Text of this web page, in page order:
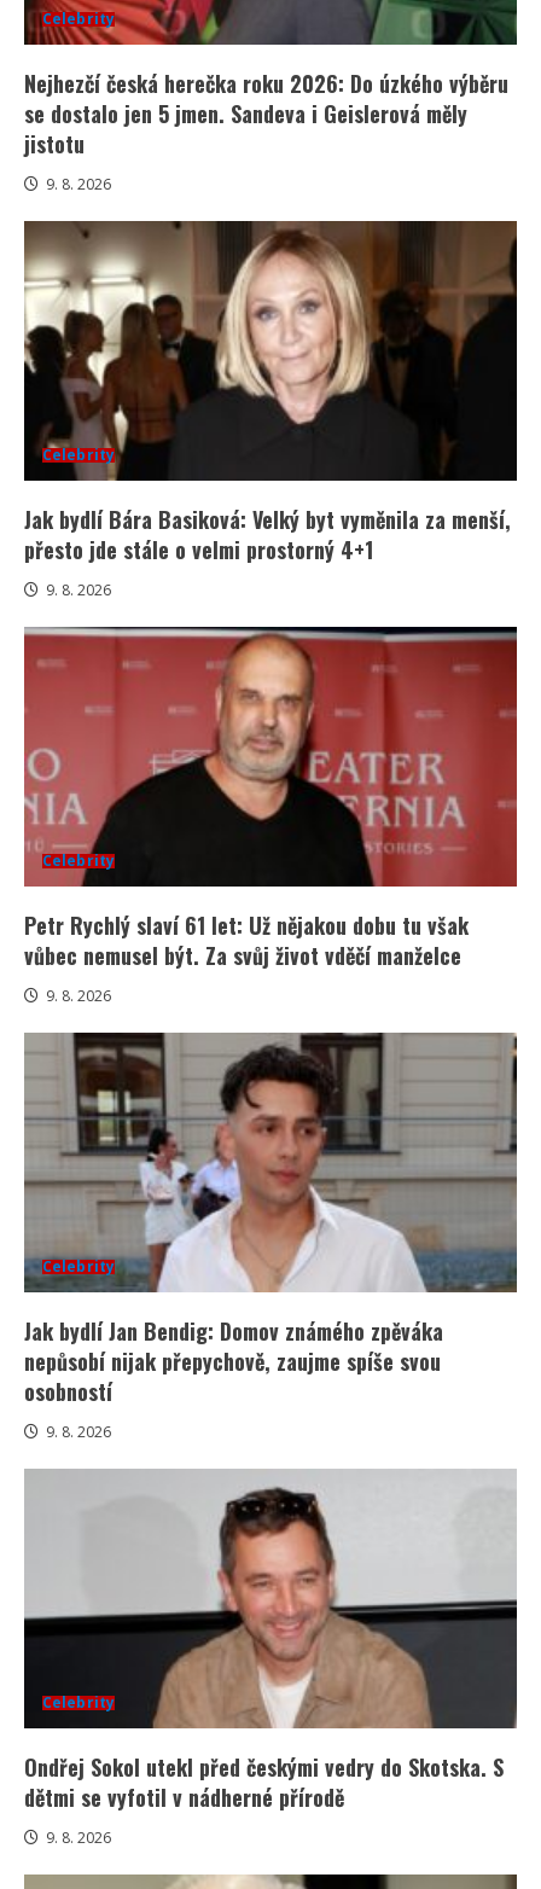
Celebrity
Nejhezčí česká herečka roku 2026: Do úzkého výběru
se dostalo jen 5 jmen. Sandeva i Geislerová měly
jistotu
9. 8. 2026
Celebrity
Jak bydlí Bára Basiková: Velký byt vyměnila za menší,
přesto jde stále o velmi prostorný 4+1
9. 8. 2026
Celebrity
Petr Rychlý slaví 61 let: Už nějakou dobu tu však
vůbec nemusel být. Za svůj život vděčí manželce
9. 8. 2026
Celebrity
Jak bydlí Jan Bendig: Domov známého zpěváka
nepůsobí nijak přepychově, zaujme spíše svou
osobností
9. 8. 2026
Celebrity
Ondřej Sokol utekl před českými vedry do Skotska. S
dětmi se vyfotil v nádherné přírodě
9. 8. 2026